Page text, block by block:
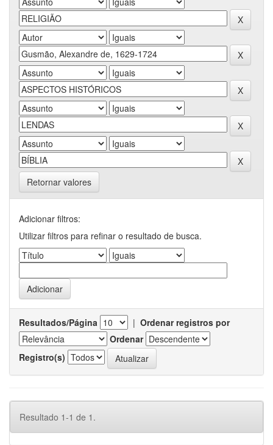
Retornar valores
Adicionar filtros:
Utilizar filtros para refinar o resultado de busca.
Resultados/Página | Ordenar registros por
Ordenar
Registro(s)
Resultado 1-1 de 1.